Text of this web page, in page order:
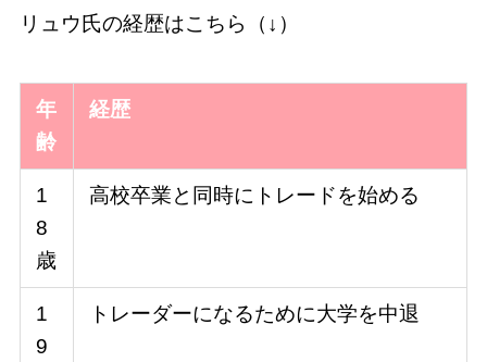
リュウ氏の経歴はこちら（↓）
年
齢
経歴
1
8
歳
高校卒業と同時にトレードを始める
1
9
トレーダーになるために大学を中退